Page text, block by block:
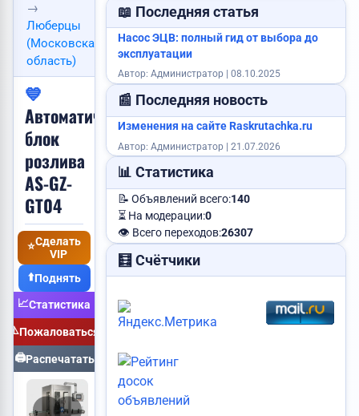
Куплю авто
Продам авто
Продам дом
Сниму квартиру
Сдам квартиру
Требуется менеджер
Пропали ключи
Куплю видеокарту
Продам корову
→
Люберцы
(Московская
область)
💙
Автоматический
блок
розлива
AS-GZ-
GT04
⭐Сделать
VIP
⬆️Поднять
📈Статистика
⚠️Пожаловаться
🖨️Распечатать
Статус: Публикуется
Объявление: №79
📖 Последняя статья
Насос ЭЦВ: полный гид от выбора до
эксплуатации
Автор: Администратор | 08.10.2025
📰 Последняя новость
Изменения на сайте Raskrutachka.ru
Автор: Администратор | 21.07.2026
📊 Статистика
📝 Объявлений всего:140
⏳ На модерации:0
👁️ Всего переходов:26307
🧮 Счётчики